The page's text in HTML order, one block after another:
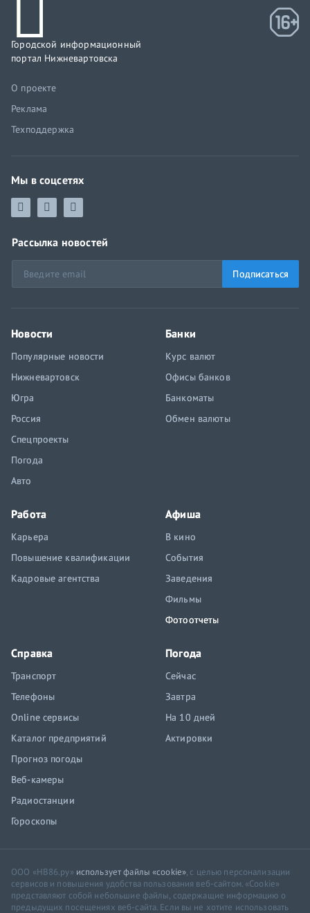
Городской информационный
портал Нижневартовска
О проекте
Реклама
Техподдержка
Мы в соцсетях
Рассылка новостей
Подписаться
Новости
Популярные новости
Нижневартовск
Югра
Россия
Спецпроекты
Погода
Авто
Банки
Курс валют
Офисы банков
Банкоматы
Обмен валюты
Работа
Карьера
Повышение квалификации
Кадровые агентства
Афиша
В кино
События
Заведения
Фильмы
Фотоотчеты
Справка
Транспорт
Телефоны
Online сервисы
Каталог предприятий
Прогноз погоды
Веб-камеры
Радиостанции
Гороскопы
Погода
Сейчас
Завтра
На 10 дней
Актировки
ООО «НВ86.ру» использует файлы «cookie», с целью персонализации
сервисов и повышения удобства пользования веб-сайтом. «Cookie»
представляют собой небольшие файлы, содержащие информацию о
предыдущих посещениях веб-сайта. Если вы не хотите использовать